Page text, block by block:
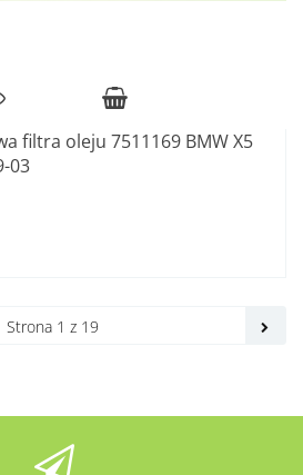
filtra oleju 7511169 BMW X5
03